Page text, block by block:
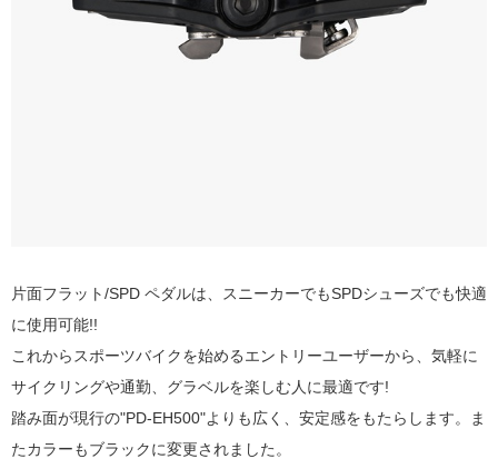
片面フラット/SPD ペダルは、スニーカーでもSPDシューズでも快適
に使用可能!!
これからスポーツバイクを始めるエントリーユーザーから、気軽に
サイクリングや通勤、グラベルを楽しむ人に最適です!
踏み面が現行の"PD-EH500"よりも広く、安定感をもたらします。ま
たカラーもブラックに変更されました。